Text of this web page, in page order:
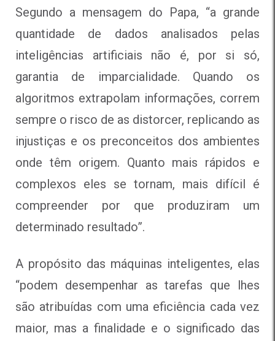
Segundo a mensagem do Papa, “a grande
quantidade de dados analisados pelas
inteligências artificiais não é, por si só,
garantia de imparcialidade. Quando os
algoritmos extrapolam informações, correm
sempre o risco de as distorcer, replicando as
injustiças e os preconceitos dos ambientes
onde têm origem. Quanto mais rápidos e
complexos eles se tornam, mais difícil é
compreender por que produziram um
determinado resultado”.
A propósito das máquinas inteligentes, elas
“podem desempenhar as tarefas que lhes
são atribuídas com uma eficiência cada vez
maior, mas a finalidade e o significado das